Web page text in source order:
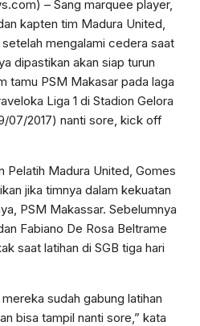
– Sang marquee player,
kapten tim Madura United,
mengalami cedera saat
dipastikan akan siap turun
tamu PSM Makasar pada laga
Liga 1 di Stadion Gelora
07/2017) nanti sore, kick off
Pelatih Madura United, Gomes
jika timnya dalam kekuatan
PSM Makassar. Sebelumnya
Fabiano De Rosa Beltrame
saat latihan di SGB tiga hari
sudah gabung latihan
bisa tampil nanti sore,” kata